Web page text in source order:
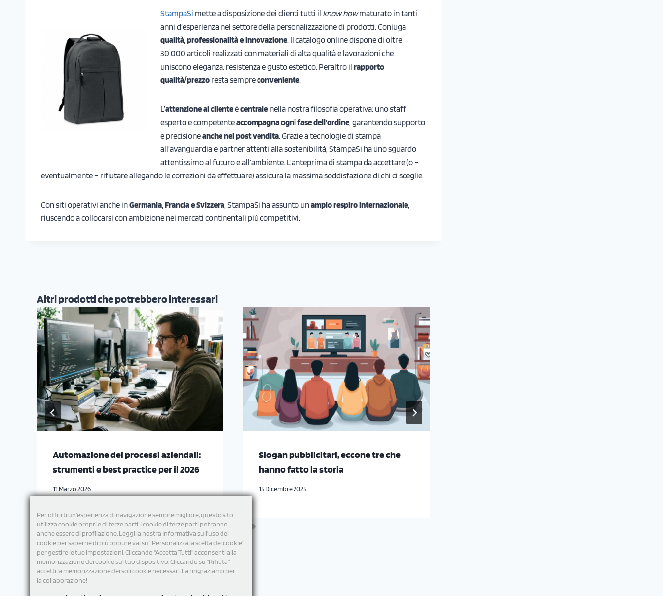
Per offrirti un'esperienza di navigazione sempre migliore, questo sito
utilizza cookie propri e di terze parti. I cookie di terze parti potranno
anche essere di profilazione. Leggi la nostra Informativa sull’uso dei
cookie per saperne di più oppure vai su “Personalizza la scelta dei cookie”
per gestire le tue impostazioni. Cliccando "Accetta Tutti" acconsenti alla
memorizzazione dei cookie sul tuo dispositivo. Cliccando su "Rifiuta"
accetti la memorizzazione dei soli cookie necessari. La ringraziamo per
la collaborazione!
StampaSi mette a disposizione dei clienti tutti il know howmaturato in tanti
anni d’esperienza nel settore della personalizzazione di prodotti. Coniuga
qualità, professionalità e innovazione. Il catalogo online dispone di oltre
30.000 articoli realizzati con materiali di alta qualità e lavorazioni che
uniscono eleganza, resistenza e gusto estetico. Peraltro il rapporto
qualità/prezzo resta sempreconveniente.
L’attenzione al clienteècentrale nella nostra filosofia operativa: uno staff
esperto e competenteaccompagna ogni fase dell’ordine , garantendo supporto
e precisioneanche nel post vendita. Grazie a tecnologie di stampa
all’avanguardia e partner attenti alla sostenibilità, StampaSi ha uno sguardo
attentissimo al futuro e all’ambiente. L’anteprima di stampa da accettare (o –
eventualmente – rifiutare allegando le correzioni da effettuare) assicura la massima soddisfazione di chi ci sceglie.
Con siti operativi anche inGermania, Francia e Svizzera , StampaSi ha assunto unampio respiro internazionale
riuscendo a collocarsi con ambizione nei mercati continentali più competitivi.
Altri prodotti che potrebbero interessari
Automazione dei processi aziendali:
strumenti e best practice per il 2026
11 Marzo 2026
Slogan pubblicitari, eccone tre che
hanno fatto la storia
15 Dicembre 2025